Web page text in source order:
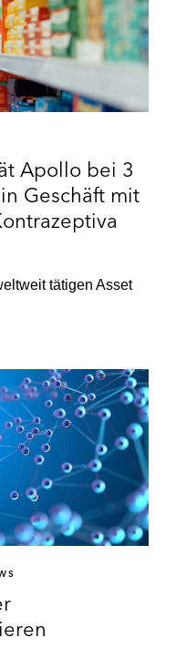
Apollo bei 3
Geschäft mit
tätigen Asset